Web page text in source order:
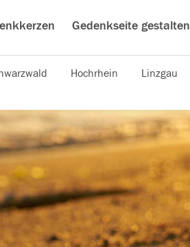
Gedenkseite gestalten
Hochrhein Linzgau